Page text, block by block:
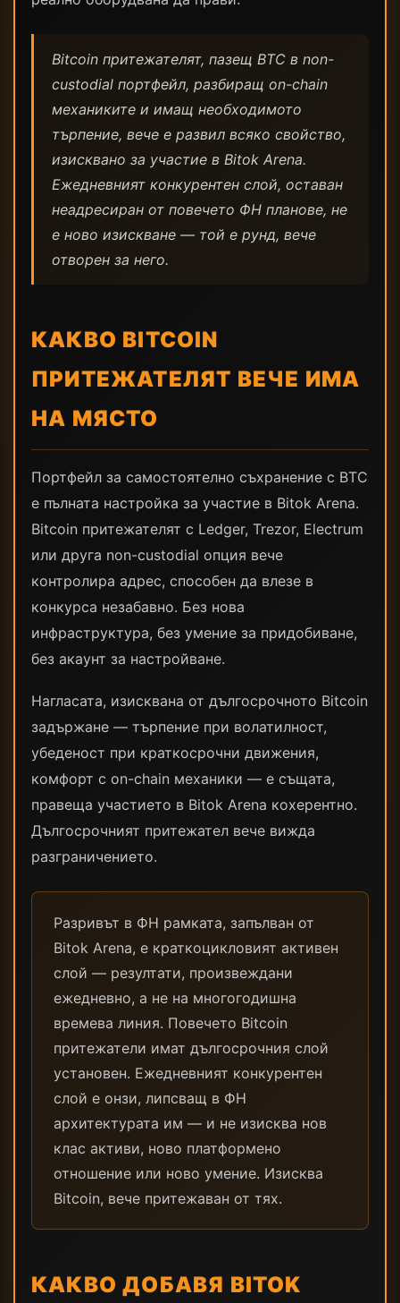
Bitcoin притежателят, пазещ BTC в non-
custodial портфейл, разбиращ on-chain
механиките и имащ необходимото
търпение, вече е развил всяко свойство,
изисквано за участие в Bitok Arena.
Ежедневният конкурентен слой, оставан
неадресиран от повечето ФН планове, не
е ново изискване — той е рунд, вече
отворен за него.
КАКВО BITCOIN
ПРИТЕЖАТЕЛЯТ ВЕЧЕ ИМА
НА МЯСТО
Портфейл за самостоятелно съхранение с BTC
е пълната настройка за участие в Bitok Arena.
Bitcoin притежателят с Ledger, Trezor, Electrum
или друга non-custodial опция вече
контролира адрес, способен да влезе в
конкурса незабавно. Без нова
инфраструктура, без умение за придобиване,
без акаунт за настройване.
Нагласата, изисквана от дългосрочното Bitcoin
задържане — търпение при волатилност,
убеденост при краткосрочни движения,
комфорт с on-chain механики — е същата,
правеща участието в Bitok Arena кохерентно.
Дългосрочният притежател вече вижда
разграничението.
Разривът в ФН рамката, запълван от
Bitok Arena, е краткоцикловият активен
слой — резултати, произвеждани
ежедневно, а не на многогодишна
времева линия. Повечето Bitcoin
притежатели имат дългосрочния слой
установен. Ежедневният конкурентен
слой е онзи, липсващ в ФН
архитектурата им — и не изисква нов
клас активи, ново платформено
отношение или ново умение. Изисква
Bitcoin, вече притежаван от тях.
КАКВО ДОБАВЯ BITOK